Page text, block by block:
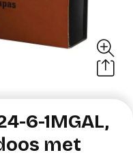
6-1MGAL,
met